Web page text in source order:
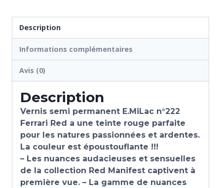
Description
Informations complémentaires
Avis (0)
Description
Vernis semi permanent E.MiLac n°222
Ferrari Red a une teinte rouge parfaite
pour les natures passionnées et ardentes.
La couleur est époustouflante !!!
– Les nuances audacieuses et sensuelles
de la collection Red Manifest captivent à
première vue. – La gamme de nuances